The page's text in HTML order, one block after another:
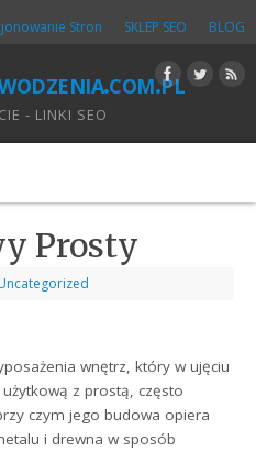
Stron SKLEP SEO BLOG
- LINKI SEO
Prosty
wnętrz, który w ujęciu
z prostą, często
czym jego budowa opiera
i drewna w sposób